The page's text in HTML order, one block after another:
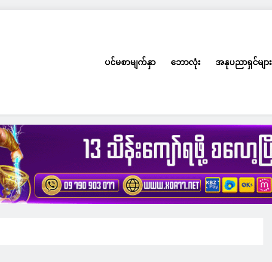
ပင်မစာမျက်နှာ ဘောလုံး အနုပညာရှင်များ